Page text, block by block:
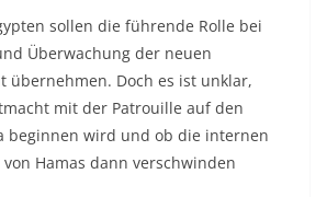
sollen die führende Rolle bei
Überwachung der neuen
übernehmen. Doch es ist unklar,
mit der Patrouille auf den
beginnen wird und ob die internen
Hamas dann verschwinden